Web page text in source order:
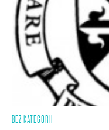
BEZ KATEGORII